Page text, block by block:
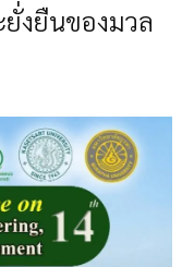
งยืนของมวล